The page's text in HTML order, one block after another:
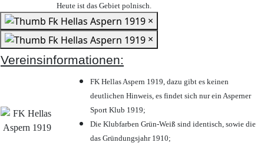
Heute ist das Gebiet polnisch.
×
×
Vereinsinformationen:
FK Hellas Aspern 1919, dazu gibt es keinen
deutlichen Hinweis, es findet sich nur ein Asperner
Sport Klub 1919;
Die Klubfarben Grün-Weiß sind identisch, sowie die
das Gründungsjahr 1910;